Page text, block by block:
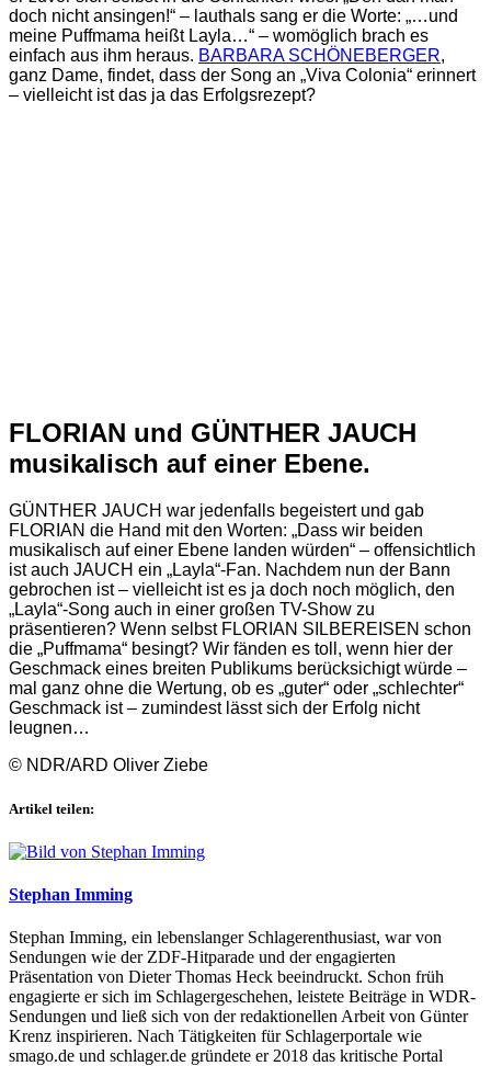
doch nicht ansingen!“ – lauthals sang er die Worte: „…und
meine Puffmama heißt Layla…“ – womöglich brach es
einfach aus ihm heraus. BARBARA SCHÖNEBERGER,
ganz Dame, findet, dass der Song an „Viva Colonia“ erinnert
– vielleicht ist das ja das Erfolgsrezept?
FLORIAN und GÜNTHER JAUCH
musikalisch auf einer Ebene.
GÜNTHER JAUCH war jedenfalls begeistert und gab
FLORIAN die Hand mit den Worten: „Dass wir beiden
musikalisch auf einer Ebene landen würden“ – offensichtlich
ist auch JAUCH ein „Layla“-Fan. Nachdem nun der Bann
gebrochen ist – vielleicht ist es ja doch noch möglich, den
„Layla“-Song auch in einer großen TV-Show zu
präsentieren? Wenn selbst FLORIAN SILBEREISEN schon
die „Puffmama“ besingt? Wir fänden es toll, wenn hier der
Geschmack eines breiten Publikums berücksichigt würde –
mal ganz ohne die Wertung, ob es „guter“ oder „schlechter“
Geschmack ist – zumindest lässt sich der Erfolg nicht
leugnen…
© NDR/ARD Oliver Ziebe
Artikel teilen:
Stephan Imming
Stephan Imming, ein lebenslanger Schlagerenthusiast, war von
Sendungen wie der ZDF-Hitparade und der engagierten
Präsentation von Dieter Thomas Heck beeindruckt. Schon früh
engagierte er sich im Schlagergeschehen, leistete Beiträge in WDR-
Sendungen und ließ sich von der redaktionellen Arbeit von Günter
Krenz inspirieren. Nach Tätigkeiten für Schlagerportale wie
smago.de und schlager.de gründete er 2018 das kritische Portal